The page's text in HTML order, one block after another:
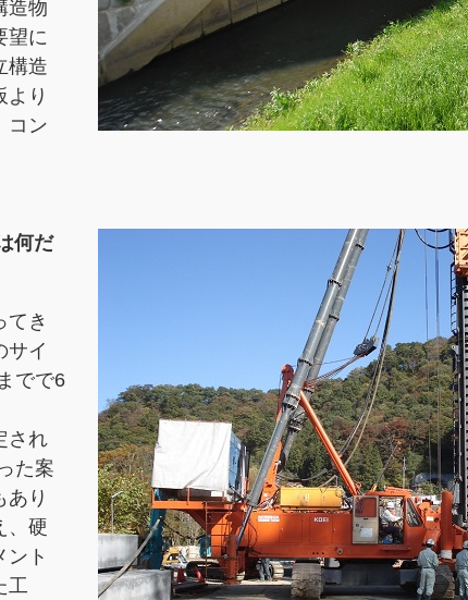
造物
望に
構造
より
コン
何だ
き
サイ
でで6
され
た案
あり
、硬
ント
工